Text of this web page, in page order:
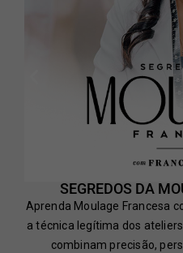
SEGREDOS DA
Aprenda Moulage Francesa
a técnica legítima dos
combinam precisão,